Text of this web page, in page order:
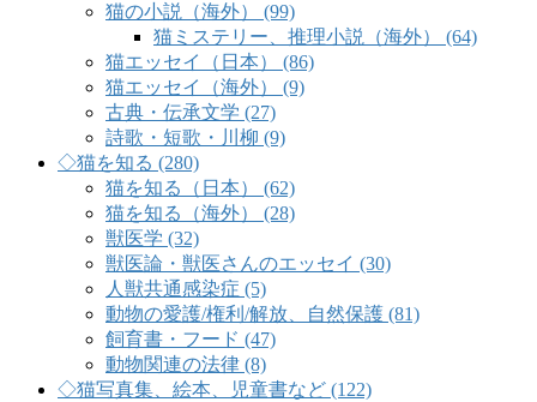
猫の小説（海外） (99)
猫ミステリー、推理小説（海外） (64)
猫エッセイ（日本） (86)
猫エッセイ（海外） (9)
古典・伝承文学 (27)
詩歌・短歌・川柳 (9)
◇猫を知る (280)
猫を知る（日本） (62)
猫を知る（海外） (28)
獣医学 (32)
獣医論・獣医さんのエッセイ (30)
人獣共通感染症 (5)
動物の愛護/権利/解放、自然保護 (81)
飼育書・フード (47)
動物関連の法律 (8)
◇猫写真集、絵本、児童書など (122)